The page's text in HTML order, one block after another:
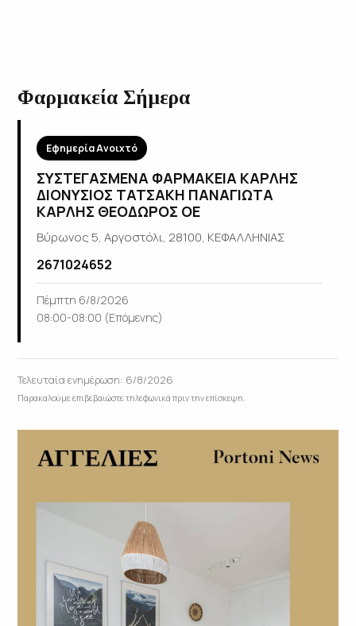
Φαρμακεία Σήμερα
Εφημερία Ανοιχτό
ΣΥΣΤΕΓΑΣΜΕΝΑ ΦΑΡΜΑΚΕΙΑ ΚΑΡΛΗΣ
ΔΙΟΝΥΣΙΟΣ ΤΑΤΣΑΚΗ ΠΑΝΑΓΙΩΤΑ
ΚΑΡΛΗΣ ΘΕΟΔΩΡΟΣ ΟΕ
Βύρωνος 5, Αργοστόλι, 28100, ΚΕΦΑΛΛΗΝΙΑΣ
2671024652
Πέμπτη 6/8/2026
08:00-08:00 (Επόμενης)
Τελευταία ενημέρωση: 6/8/2026
Παρακαλούμε επιβεβαιώστε τηλεφωνικά πριν την επίσκεψη.